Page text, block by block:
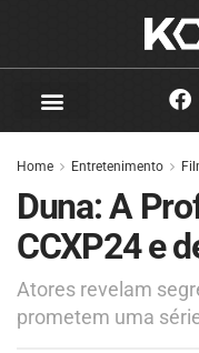
Home Entretenimento
Duna: A
CCXP24 e
Atores revelam
prometem uma